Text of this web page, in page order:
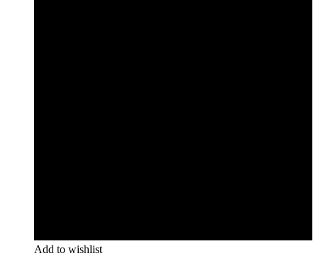
Add to wishlist